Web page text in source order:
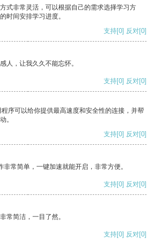
式非常灵活，可以根据自己的需求选择学习方
时间安排学习进度。
支持[0] 反对[0]
人，让我久久不能忘怀。
支持[0] 反对[0]
序可以给你提供最高速度和安全性的连接，并帮
。
支持[0] 反对[0]
非常简单，一键加速就能开启，非常方便。
支持[0] 反对[0]
常简洁，一目了然。
支持[0] 反对[0]